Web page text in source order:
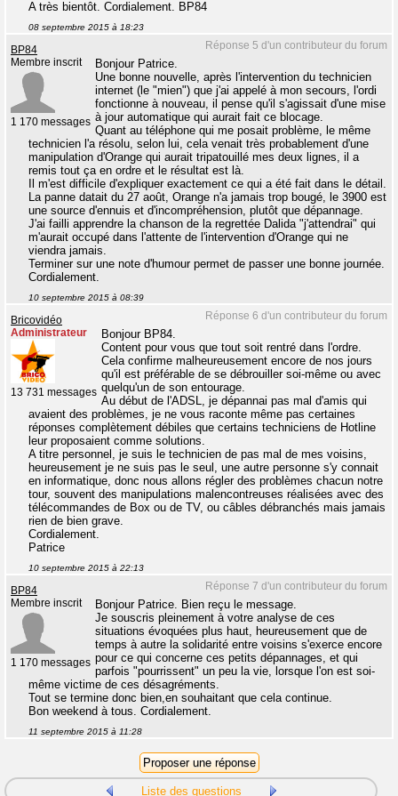
A très bientôt. Cordialement. BP84
08 septembre 2015 à 18:23
Réponse 5 d'un contributeur du forum
BP84
Membre inscrit
1 170 messages
Bonjour Patrice.
Une bonne nouvelle, après l'intervention du technicien
internet (le "mien") que j'ai appelé à mon secours, l'ordi
fonctionne à nouveau, il pense qu'il s'agissait d'une mise
à jour automatique qui aurait fait ce blocage.
Quant au téléphone qui me posait problème, le même
technicien l'a résolu, selon lui, cela venait très probablement d'une
manipulation d'Orange qui aurait tripatouillé mes deux lignes, il a
remis tout ça en ordre et le résultat est là.
Il m'est difficile d'expliquer exactement ce qui a été fait dans le détail.
La panne datait du 27 août, Orange n'a jamais trop bougé, le 3900 est
une source d'ennuis et d'incompréhension, plutôt que dépannage.
J'ai failli apprendre la chanson de la regrettée Dalida "j'attendrai" qui
m'aurait occupé dans l'attente de l'intervention d'Orange qui ne
viendra jamais.
Terminer sur une note d'humour permet de passer une bonne journée.
Cordialement.
10 septembre 2015 à 08:39
Réponse 6 d'un contributeur du forum
Bricovidéo
Administrateur
13 731 messages
Bonjour BP84.
Content pour vous que tout soit rentré dans l'ordre.
Cela confirme malheureusement encore de nos jours
qu'il est préférable de se débrouiller soi-même ou avec
quelqu'un de son entourage.
Au début de l'ADSL, je dépannai pas mal d'amis qui
avaient des problèmes, je ne vous raconte même pas certaines
réponses complètement débiles que certains techniciens de Hotline
leur proposaient comme solutions.
A titre personnel, je suis le technicien de pas mal de mes voisins,
heureusement je ne suis pas le seul, une autre personne s'y connait
en informatique, donc nous allons régler des problèmes chacun notre
tour, souvent des manipulations malencontreuses réalisées avec des
télécommandes de Box ou de TV, ou câbles débranchés mais jamais
rien de bien grave.
Cordialement.
Patrice
10 septembre 2015 à 22:13
Réponse 7 d'un contributeur du forum
BP84
Membre inscrit
1 170 messages
Bonjour Patrice. Bien reçu le message.
Je souscris pleinement à votre analyse de ces
situations évoquées plus haut, heureusement que de
temps à autre la solidarité entre voisins s'exerce encore
pour ce qui concerne ces petits dépannages, et qui
parfois "pourrissent" un peu la vie, lorsque l'on est soi-
même victime de ces désagréments.
Tout se termine donc bien,en souhaitant que cela continue.
Bon weekend à tous. Cordialement.
11 septembre 2015 à 11:28
Liste des questions